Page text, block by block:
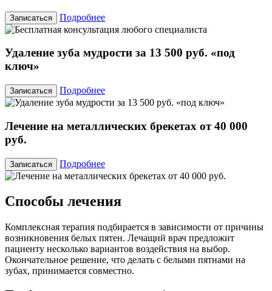
Записаться Подробнее
Удаление зуба мудрости за 13 500 руб. «под
ключ»
Записаться Подробнее
Лечение на металлических брекетах от 40 000
руб.
Записаться Подробнее
Способы лечения
Комплексная терапия подбирается в зависимости от причины
возникновения белых пятен. Лечащий врач предложит
пациенту несколько вариантов воздействия на выбор.
Окончательное решение, что делать с белыми пятнами на
зубах, принимается совместно.